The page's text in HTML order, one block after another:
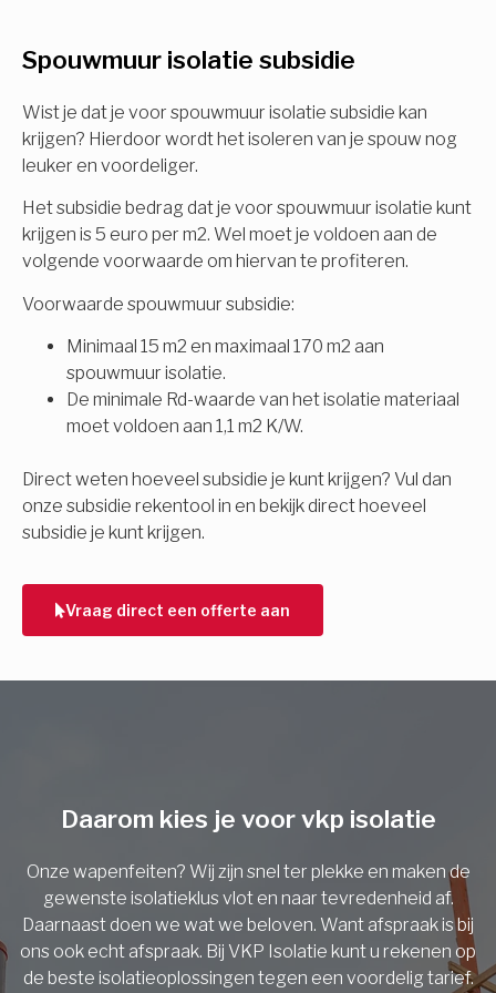
Spouwmuur isolatie subsidie
Wist je dat je voor spouwmuur isolatie subsidie kan
krijgen? Hierdoor wordt het isoleren van je spouw nog
leuker en voordeliger.
Het subsidie bedrag dat je voor spouwmuur isolatie kunt
krijgen is 5 euro per m2. Wel moet je voldoen aan de
volgende voorwaarde om hiervan te profiteren.
Voorwaarde spouwmuur subsidie:
Minimaal 15 m2 en maximaal 170 m2 aan
spouwmuur isolatie.
De minimale Rd-waarde van het isolatie materiaal
moet voldoen aan 1,1 m2 K/W.
Direct weten hoeveel subsidie je kunt krijgen? Vul dan
onze subsidie rekentool in en bekijk direct hoeveel
subsidie je kunt krijgen.
Vraag direct een offerte aan
Isolatiemaatregel
Spouwisolatie
Vloerisolatie
Dakisolatie
Gevelisolatie
Vorige
subsidie!
Vul uw gegevens in en ontvang nu direct uw
berekening per mail.
Voornaam
Achternaam
Vorige
Daarom kies je voor vkp isolatie
Onze wapenfeiten? Wij zijn snel ter plekke en maken de
gewenste isolatieklus vlot en naar tevredenheid af.
Daarnaast doen we wat we beloven. Want afspraak is bij
ons ook echt afspraak. Bij VKP Isolatie kunt u rekenen op
de beste isolatieoplossingen tegen een voordelig tarief.